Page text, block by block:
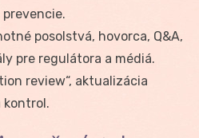
posolstvá, hovorca, Q&A,
pre regulátora a médiá.
review“, aktualizácia
kontrol.